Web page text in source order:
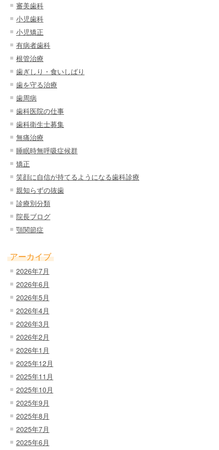
審美歯科
小児歯科
小児矯正
有病者歯科
根管治療
歯ぎしり・食いしばり
歯を守る治療
歯周病
歯科医院の仕事
歯科衛生士募集
無痛治療
睡眠時無呼吸症候群
矯正
笑顔に自信が持てるようになる歯科診療
親知らずの抜歯
診療別分類
院長ブログ
顎関節症
アーカイブ
2026年7月
2026年6月
2026年5月
2026年4月
2026年3月
2026年2月
2026年1月
2025年12月
2025年11月
2025年10月
2025年9月
2025年8月
2025年7月
2025年6月